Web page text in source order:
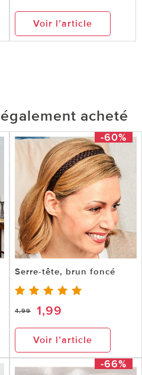
Voir l’article
acheté
-60%
Serre-tête, brun foncé
4,99 1,99
Voir l’article
-66%